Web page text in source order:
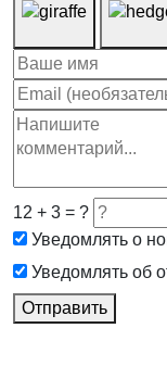
12 + 3 = ?
Уведомлять о
Уведомлять об
Отправить